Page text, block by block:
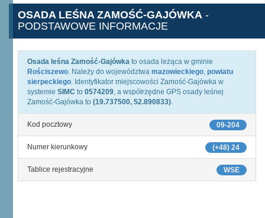
OSADA LEŚNA ZAMOŚĆ-GAJÓWKA -
PODSTAWOWE INFORMACJE
Osada leśna Zamość-Gajówka to osada leżąca w gminie
Rościszewo. Należy do województwa mazowieckiego, powiatu
sierpeckiego. Identyfikator miejscowości Zamość-Gajówka w
systemie SIMC to 0574209, a współrzędne GPS osady leśnej
Zamość-Gajówka to (19.737500, 52.890833).
09-204
Kod pocztowy
(+48) 24
Numer kierunkowy
WSE
Tablice rejestracyjne